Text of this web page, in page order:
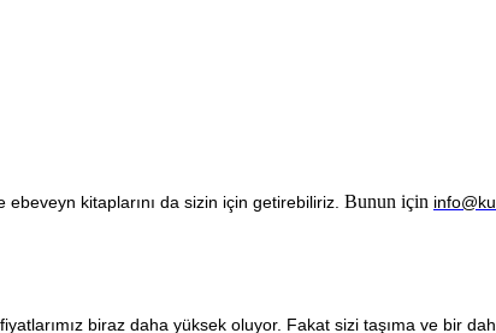
kitaplarını da sizin için getirebiliriz. Bunun için
biraz daha yüksek oluyor. Fakat sizi taşıma ve bir